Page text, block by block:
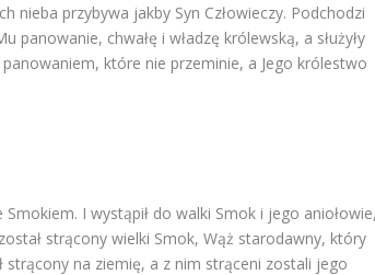
nieba przybywa jakby Syn Człowieczy. Podchodzi
chwałę i władzę królewską, a służyły
które nie przeminie, a Jego królestwo
I wystąpił do walki Smok i jego
strącony wielki Smok, Wąż starodawny, który
strącony na ziemię, a z nim strąceni zostali jego